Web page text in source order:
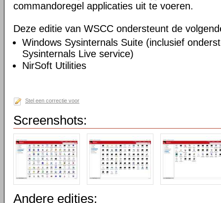
commandoregel applicaties uit te voeren.
Deze editie van WSCC ondersteunt de
Windows Sysinternals Suite (inclusief
Sysinternals Live service)
NirSoft Utilities
Stel een correctie voor
Screenshots:
Andere edities: